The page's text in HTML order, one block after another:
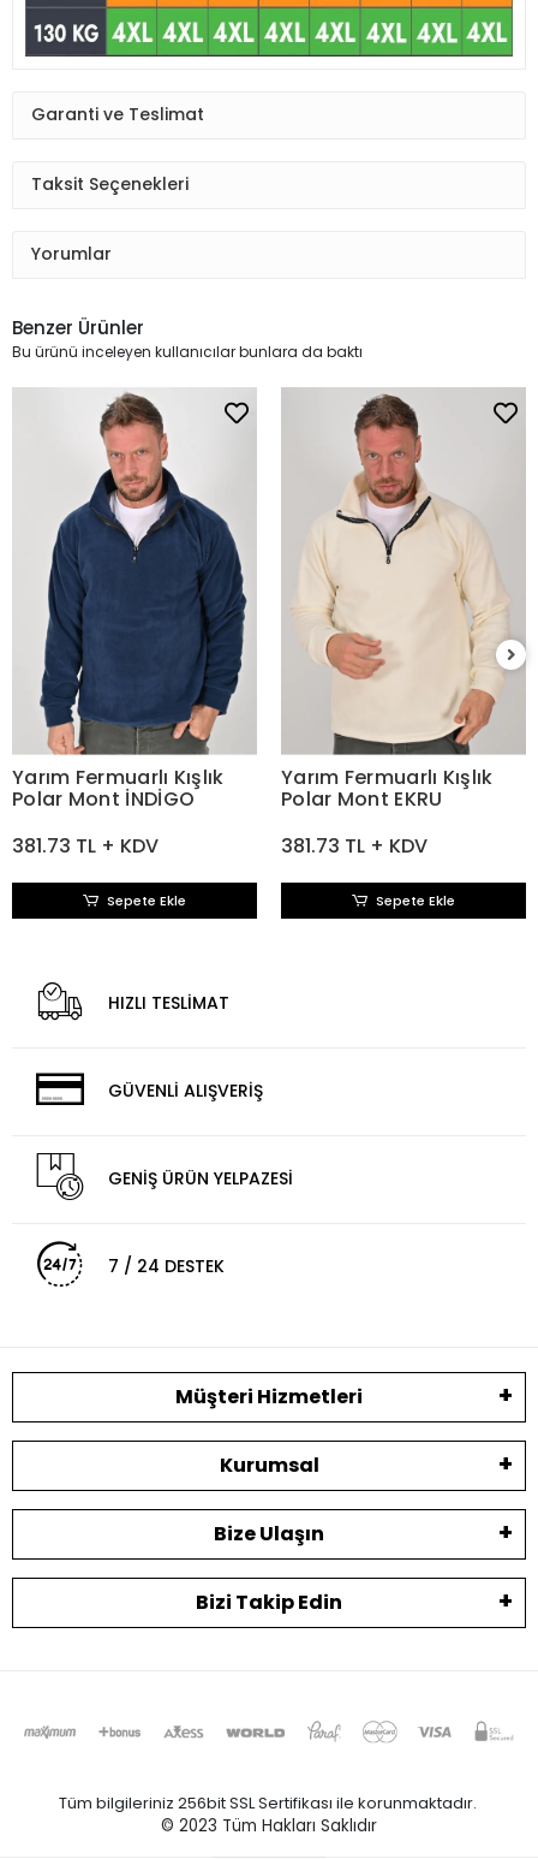
Garanti ve Teslimat
Taksit Seçenekleri
Yorumlar
Benzer Ürünler
Bu ürünü inceleyen kullanıcılar bunlara da baktı
Yarım Fermuarlı Kışlık
Polar Mont İNDİGO
381.73 TL + KDV
Sepete Ekle
Yarım Fermuarlı Kışlık
Polar Mont EKRU
381.73 TL + KDV
Sepete Ekle
HIZLI TESLİMAT
GÜVENLİ ALIŞVERİŞ
GENİŞ ÜRÜN YELPAZESİ
7 / 24 DESTEK
Müşteri Hizmetleri
Kurumsal
Bize Ulaşın
Bizi Takip Edin
Tüm bilgileriniz 256bit SSL Sertifikası ile korunmaktadır.
© 2023 Tüm Hakları Saklıdır